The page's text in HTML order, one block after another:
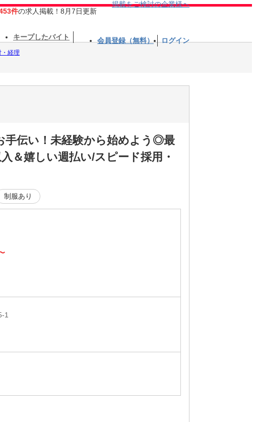
件の求人掲載！8月7日更新
掲載をご検討の企業様へ
キープしたバイト 会員登録（無料） ログイン
経理
手伝い！未経験から始めよう◎最
＆嬉しい週払い/スピード採用・
制服あり
1